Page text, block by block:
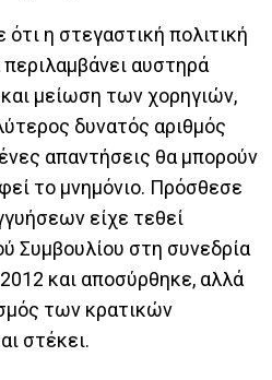
η στεγαστική πολιτική
αυστηρά
και μείωση των χορηγιών,
δυνατός αριθμός
απαντήσεις θα μπορούν
το μνημόνιο. Πρόσθεσε
είχε τεθεί
Συμβουλίου στη συνεδρία
και αποσύρθηκε, αλλά
των κρατικών
στέκει.